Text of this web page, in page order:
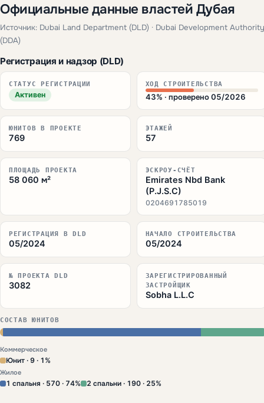
Официальные данные властей Дубая
Источник: Dubai Land Department (DLD) · Dubai Development Authority
(DDA)
Регистрация и надзор (DLD)
СТАТУС РЕГИСТРАЦИИ
Активен
ХОД СТРОИТЕЛЬСТВА
43% · проверено 05/2026
ЮНИТОВ В ПРОЕКТЕ
769
ЭТАЖЕЙ
57
ПЛОЩАДЬ ПРОЕКТА
58 060 м²
ЭСКРОУ-СЧЁТ
Emirates Nbd Bank
(P.J.S.C)
0204691785019
РЕГИСТРАЦИЯ В DLD
05/2024
НАЧАЛО СТРОИТЕЛЬСТВА
05/2024
№ ПРОЕКТА DLD
3082
ЗАРЕГИСТРИРОВАННЫЙ
ЗАСТРОЙЩИК
Sobha L.L.C
СОСТАВ ЮНИТОВ
Коммерческое
Юнит · 9 · 1%
Жилое
1 спальня · 570 · 74% 2 спальни · 190 · 25%